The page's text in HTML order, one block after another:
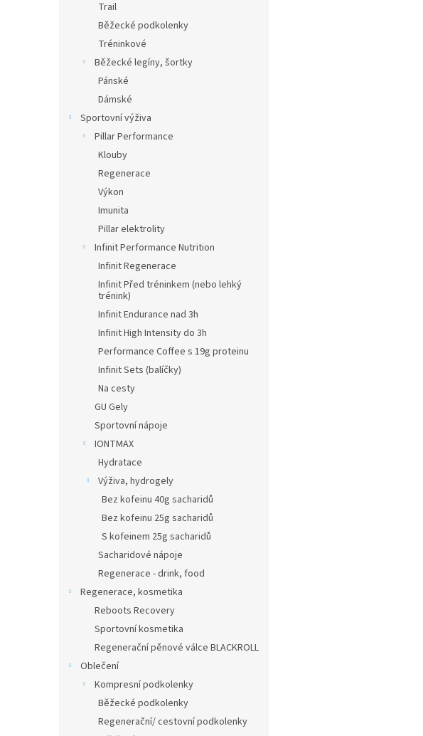
Trail
Běžecké podkolenky
Tréninkové
Běžecké legíny, šortky
Pánské
Dámské
Sportovní výživa
Pillar Performance
Klouby
Regenerace
Výkon
Imunita
Pillar elektrolity
Infinit Performance Nutrition
Infinit Regenerace
Infinit Před tréninkem (nebo lehký
trénink)
Infinit Endurance nad 3h
Infinit High Intensity do 3h
Performance Coffee s 19g proteinu
Infinit Sets (balíčky)
Na cesty
GU Gely
Sportovní nápoje
IONTMAX
Hydratace
Výživa, hydrogely
Bez kofeinu 40g sacharidů
Bez kofeinu 25g sacharidů
S kofeinem 25g sacharidů
Sacharidové nápoje
Regenerace - drink, food
Regenerace, kosmetika
Reboots Recovery
Sportovní kosmetika
Regenerační pěnové válce BLACKROLL
Oblečení
Kompresní podkolenky
Běžecké podkolenky
Regenerační/ cestovní podkolenky